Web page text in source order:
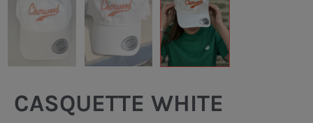
CASQUETTE WHITE